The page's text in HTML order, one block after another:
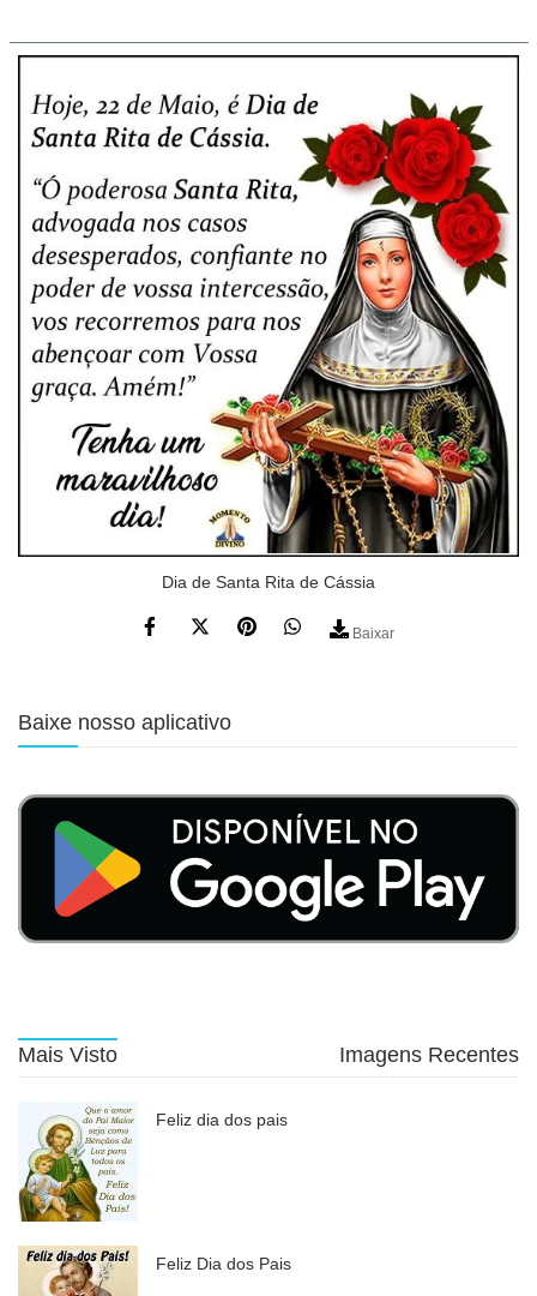
Dia de Santa Rita de Cássia
Baixar
Baixe nosso aplicativo
Mais Visto Imagens Recentes
Feliz dia dos pais
Feliz Dia dos Pais